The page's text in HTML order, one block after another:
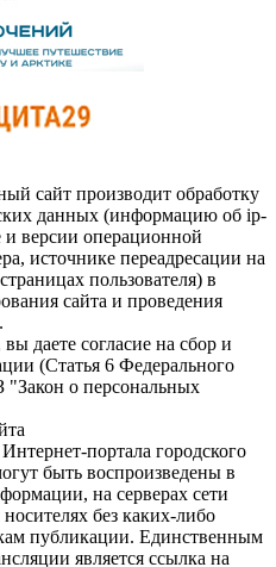
сайт производит обработку
данных (информацию об ip-
и версии операционной
источнике переадресации на
пользователя) в
сайта и проведения
даете согласие на сбор и
(Статья 6 Федерального
"Закон о персональных
портала городского
быть воспроизведены в
на серверах сети
без каких-либо
публикации. Единственным
является ссылка на